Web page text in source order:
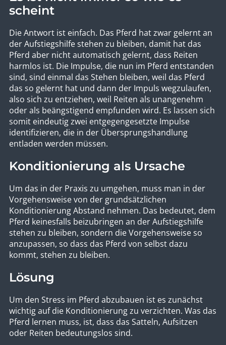
scheint
Die Antwort ist einfach. Das Pferd hat zwar gelernt an
der Aufstiegshilfe stehen zu bleiben, damit hat das
Pferd aber nicht automatisch gelernt, dass Reiten
harmlos ist. Die Impulse, die nun im Pferd entstanden
sind, sind einmal das Stehen bleiben, weil das Pferd
das so gelernt hat und dann der Impuls wegzulaufen,
also sich zu entziehen, weil Reiten als unangenehm
oder als beängstigend empfunden wird. Es lassen sich
somit eindeutig zwei entgegengesetzte Impulse
identifizieren, die in der Übersprungshandlung
entladen werden müssen.
Konditionierung als Ursache
Um das in der Praxis zu umgehen, muss man in der
Vorgehensweise von der grundsätzlichen
Konditionierung Abstand nehmen. Das bedeutet, dem
Pferd keinesfalls beizubringen an der Aufstiegshilfe
stehen zu bleiben, sondern die Vorgehensweise so
anzupassen, so dass das Pferd von selbst dazu
kommt, stehen zu bleiben.
Lösung
Um den Stress im Pferd abzubauen ist es zunächst
wichtig auf die Konditionierung zu verzichten. Was das
Pferd lernen muss, ist, dass das Satteln, Aufsitzen
oder Reiten bedeutungslos sind.